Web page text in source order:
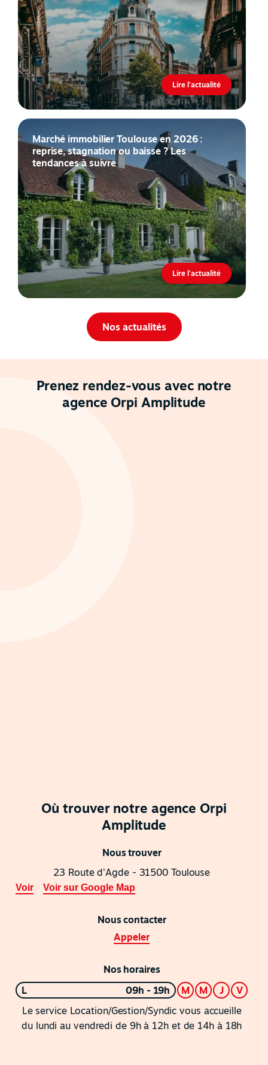
Nos actualités
Lire l'actualité
Marché immobilier Toulouse en 2026 :
reprise, stagnation ou baisse ? Les
tendances à suivre
Lire l'actualité
Prenez rendez-vous avec notre
agence Orpi Amplitude
Où trouver notre agence Orpi
Amplitude
Nous trouver
23 Route d'Agde - 31500 Toulouse
Voir Voir sur Google Map
Nous contacter
Appeler
Nos horaires
L
09h - 19h M M J
V
Le service Location/Gestion/Syndic vous accueille
du lundi au vendredi de 9h à 12h et de 14h à 18h